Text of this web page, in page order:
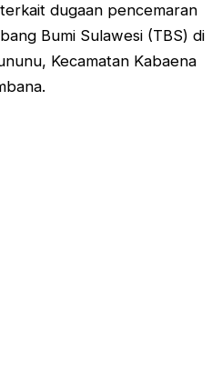
dugaan pencemaran
Bumi Sulawesi (TBS) di
Kecamatan Kabaena